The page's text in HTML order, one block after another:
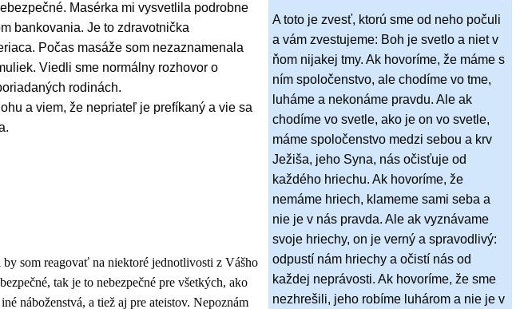
Masérka mi vysvetlila podrobne
bankovania. Je to zdravotnička
Počas masáže som nezaznamenala
Viedli sme normálny rozhovor o
rodinách.
a viem, že nepriateľ je prefíkaný a vie sa
som reagovať na niektoré jednotlivosti z Vášho
tak je to nebezpečné pre všetkých, ako
náboženstvá, a tiež aj pre ateistov. Nepoznám
A toto je zvesť, ktorú sme od neho počuli
a vám zvestujeme: Boh je svetlo a niet v
ňom nijakej tmy. Ak hovoríme, že máme s
ním spoločenstvo, ale chodíme vo tme,
luháme a nekonáme pravdu. Ale ak
chodíme vo svetle, ako je on vo svetle,
máme spoločenstvo medzi sebou a krv
Ježiša, jeho Syna, nás očisťuje od
každého hriechu. Ak hovoríme, že
nemáme hriech, klameme sami seba a
nie je v nás pravda. Ale ak vyznávame
svoje hriechy, on je verný a spravodlivý:
odpustí nám hriechy a očistí nás od
každej neprávosti. Ak hovoríme, že sme
nezhrešili, jeho robíme luhárom a nie je v